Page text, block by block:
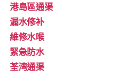
港島區通渠
漏水修补
維修水喉
緊急防水
荃湾通渠